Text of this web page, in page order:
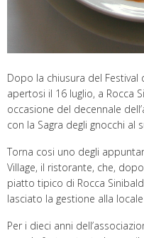
Dopo la chiusura del
apertosi il 16 luglio, a Rocca
occasione del decennale
con la Sagra degli gnocchi al
Torna cosi uno degli
Village, il ristorante, che,
piatto tipico di Rocca
lasciato la gestione alla
Per i dieci anni